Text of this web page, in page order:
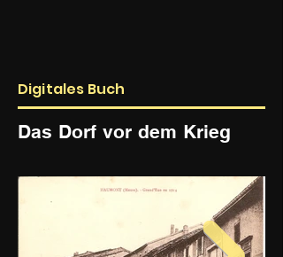
Digitales Buch
Das Dorf vor dem Krieg